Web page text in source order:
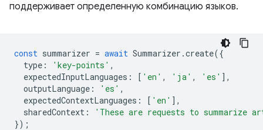
поддерживает определенную комбинацию языков.
const summarizer = await Summarizer .create({
type : 'key-points' ,
expectedInputLanguages : [ 'en' , 'ja' , 'es' ],
outputLanguage : 'es' ,
expectedContextLanguages : [ 'en' ],
sharedContext :
'These are requests to summarize
});